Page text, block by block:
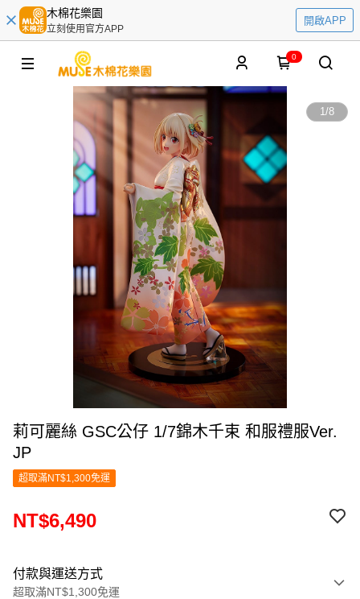
木棉花樂園
立刻使用官方APP
開啟APP
0
1/8
莉可麗絲 GSC公仔 1/7錦木千束 和服禮服Ver.
JP
超取滿NT$1,300免運
NT$6,490
付款與運送方式
超取滿NT$1,300免運